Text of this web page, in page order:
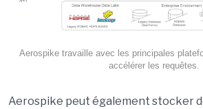
Aerospike travaille avec les principales
accélérer les requêtes.
Aerospike peut également stocker